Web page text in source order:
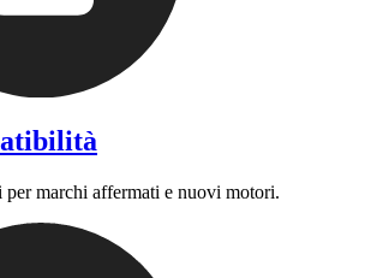
marchi affermati e nuovi motori.